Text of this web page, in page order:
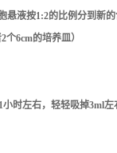
液按1:2的比例分到新
个6cm的培养皿）
时左右，轻轻吸掉3ml